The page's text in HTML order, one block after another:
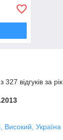
відгуків за рік
Високий, Україна